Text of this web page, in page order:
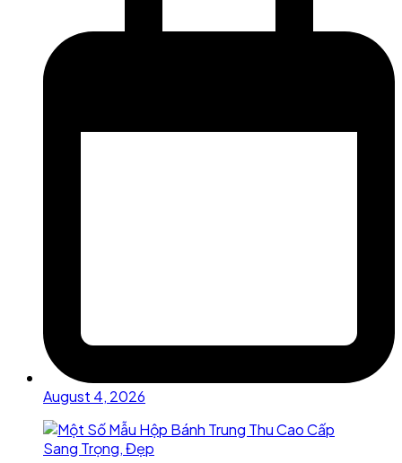
August 4, 2026